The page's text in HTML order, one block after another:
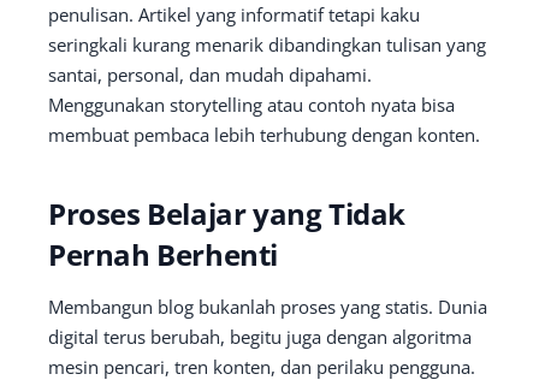
penulisan. Artikel yang informatif tetapi kaku
seringkali kurang menarik dibandingkan tulisan yang
santai, personal, dan mudah dipahami.
Menggunakan storytelling atau contoh nyata bisa
membuat pembaca lebih terhubung dengan konten.
Proses Belajar yang Tidak
Pernah Berhenti
Membangun blog bukanlah proses yang statis. Dunia
digital terus berubah, begitu juga dengan algoritma
mesin pencari, tren konten, dan perilaku pengguna.